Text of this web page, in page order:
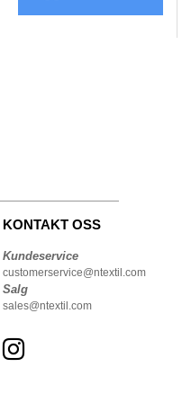
KONTAKT OSS
Kundeservice
customerservice@ntextil.com
Salg
sales@ntextil.com